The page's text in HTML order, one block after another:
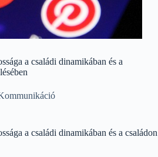
a családi dinamikában és a
a családi dinamikában és a családon